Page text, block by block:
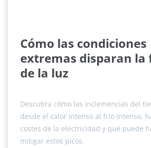
Cómo las condiciones
extremas disparan la
de la luz
Descubra cómo las inclemencias del
desde el calor intenso al frío intenso,
costes de la electricidad y qué puede
mitigar estos picos.